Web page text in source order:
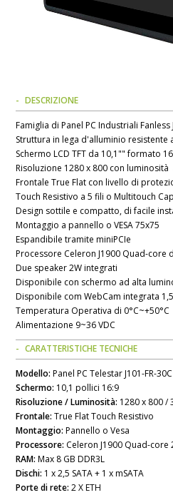
DESCRIZIONE
Famiglia di Panel PC Industriali Fanless
Struttura in lega d'alluminio resistente
Schermo LCD TFT da 10,1"" formato
Risoluzione 1280 x 800 con
Frontale True Flat con livello di
Touch Resistivo a 5 fili o Multitouch
Design sottile e compatto, di facile
Montaggio a pannello o VESA 75x75
Espandibile tramite miniPCIe
Processore Celeron J1900 Quad-core
Due speaker 2W integrati
Disponibile con schermo ad alta
Disponibile com WebCam integrata
Temperatura Operativa di 0°C~+50°C
Alimentazione 9~36 VDC
CARATTERISTICHE TECNICHE
Modello: Panel PC Telestar J101-FR-30C
Schermo: 10,1 pollici 16:9
Risoluzione / Luminosità: 1280 x 800 /
Frontale: True Flat Touch Resistivo
Montaggio: Pannello o Vesa
Processore: Celeron J1900 Quad-core
RAM: Max 8 GB DDR3L
Dischi: 1 x 2,5 SATA + 1 x mSATA
Porte di rete: 2 X ETH